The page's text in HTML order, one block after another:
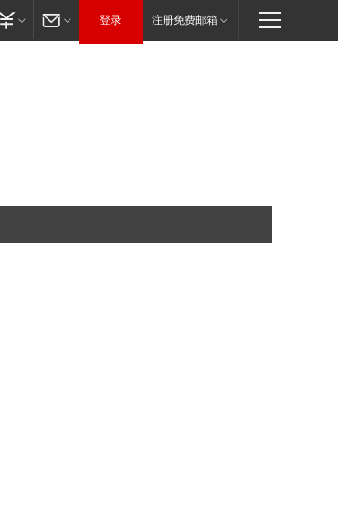
登录 注册免费邮箱